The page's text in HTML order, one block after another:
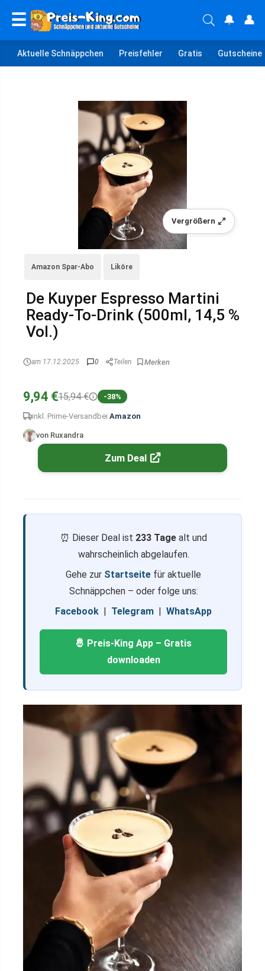
☰ 🔔 👤
Aktuelle Schnäppchen Preisfehler Gratis Gutscheine
Vergrößern
Amazon Spar-Abo Liköre
De Kuyper Espresso Martini
Ready-To-Drink (500ml, 14,5 %
Vol.)
am 17.12.2025 0 Teilen
9,94 €15,94 € -38%
inkl. Prime-Versand bei Amazon
von Ruxandra
Zum Deal
⏰ Dieser Deal ist 233 Tagealt und
wahrscheinlich abgelaufen.
Gehe zur Startseite für aktuelle
Schnäppchen – oder folge uns:
Facebook | Telegram | WhatsApp
🤴 Preis-King App – Gratis
downloaden